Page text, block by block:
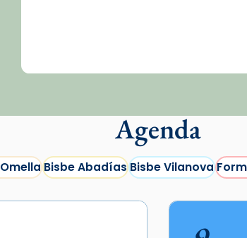
Agenda
Bisbe AbadíasBisbe Vilanova